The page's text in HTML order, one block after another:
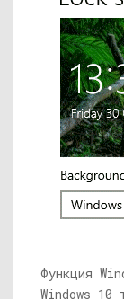
Функция
Windows 10